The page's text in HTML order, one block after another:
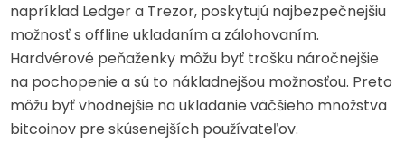
napríklad Ledger a Trezor, poskytujú najbezpečnejšiu
možnosť s offline ukladaním a zálohovaním.
Hardvérové peňaženky môžu byť trošku náročnejšie
na pochopenie a sú to nákladnejšou možnosťou. Preto
môžu byť vhodnejšie na ukladanie väčšieho množstva
bitcoinov pre skúsenejších používateľov.